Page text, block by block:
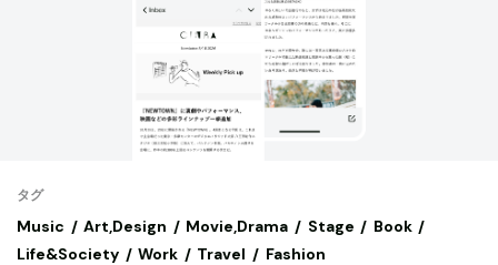
タグ
Music Art,Design Movie,Drama Stage
Book
Life&Society
Work Travel Fashion